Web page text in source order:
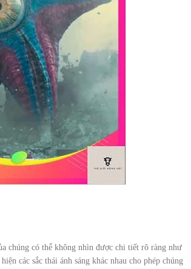
chúng có thể không nhìn được chi tiết rõ ràng như
các sắc thái ánh sáng khác nhau cho phép chúng